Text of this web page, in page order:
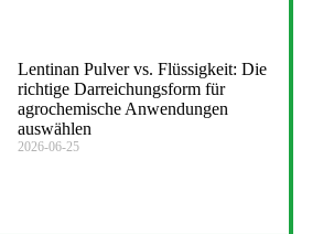
Lentinan Pulver vs. Flüssigkeit: Die
richtige Darreichungsform für
agrochemische Anwendungen
auswählen
2026-06-25